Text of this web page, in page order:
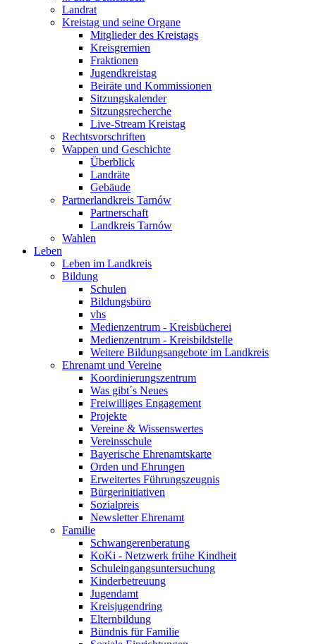
Landrat
Kreistag und seine Organe
Mitglieder des Kreistags
Kreisgremien
Fraktionen
Jugendkreistag
Beiräte und Kommissionen
Sitzungskalender
Sitzungsrecherche
Live-Stream Kreistag
Rechtsvorschriften
Wappen und Geschichte
Überblick
Landräte
Gebäude
Partnerlandkreis Tarnów
Partnerschaft
Landkreis Tarnów
Wahlen
Leben
Leben im Landkreis
Bildung
Schulen
Bildungsbüro
vhs
Medienzentrum - Kreisbücherei
Medienzentrum - Kreisbildstelle
Weitere Bildungsangebote im Landkreis
Ehrenamt und Vereine
Koordinierungszentrum
Was gibt´s Neues
Freiwilliges Engagement
Projekte
Vereine & Wissenswertes
Vereinsschule
Bayerische Ehrenamtskarte
Orden und Ehrungen
Erweitertes Führungszeugnis
Bürgerinitiativen
Sozialpreis
Newsletter Ehrenamt
Familie
Schwangerenberatung
KoKi - Netzwerk frühe Kindheit
Schuleingangsuntersuchung
Kinderbetreuung
Jugendamt
Kreisjugendring
Elternbildung
Bündnis für Familie